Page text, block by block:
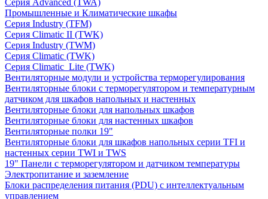
Серия Advanced (TWA)
Промышленные и Климатические шкафы
Серия Industry (TFM)
Серия Climatic II (TWK)
Серия Industry (TWM)
Серия Climatic (TWK)
Серия Climatic_Lite (TWK)
Вентиляторные модули и устройства терморегулирования
Вентиляторные блоки с терморегулятором и температурным
датчиком для шкафов напольных и настенных
Вентиляторные блоки для напольных шкафов
Вентиляторные блоки для настенных шкафов
Вентиляторные полки 19"
Вентиляторные блоки для шкафов напольных серии TFI и
настенных серии TWI и TWS
19" Панели с терморегулятором и датчиком температуры
Электропитание и заземление
Блоки распределения питания (PDU) с интеллектуальным
управлением